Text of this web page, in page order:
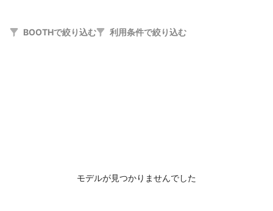
BOOTHで絞り込む 利用条件で絞り込む
モデルが見つかりませんでした